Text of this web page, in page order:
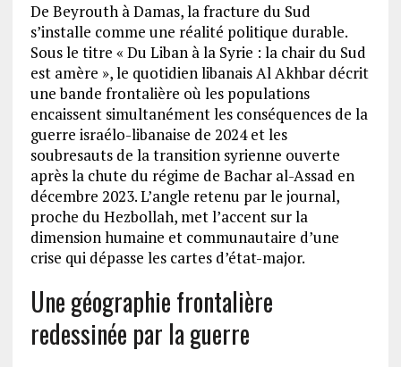
De Beyrouth à Damas, la fracture du Sud
s’installe comme une réalité politique durable.
Sous le titre « Du Liban à la Syrie : la chair du Sud
est amère », le quotidien libanais Al Akhbar décrit
une bande frontalière où les populations
encaissent simultanément les conséquences de la
guerre israélo-libanaise de 2024 et les
soubresauts de la transition syrienne ouverte
après la chute du régime de Bachar al-Assad en
décembre 2023. L’angle retenu par le journal,
proche du Hezbollah, met l’accent sur la
dimension humaine et communautaire d’une
crise qui dépasse les cartes d’état-major.
Une géographie frontalière
redessinée par la guerre